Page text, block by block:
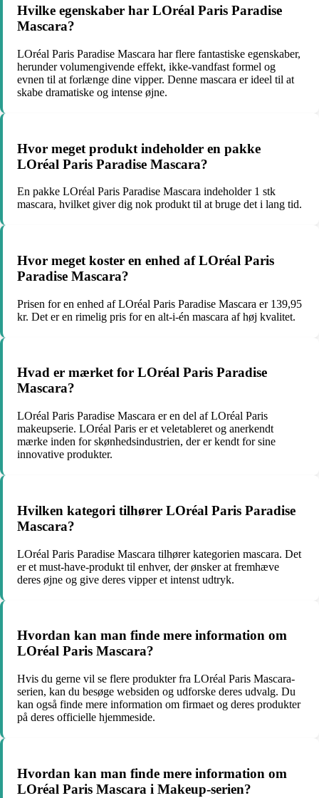
Hvilke egenskaber har LOréal Paris Paradise
Mascara?
LOréal Paris Paradise Mascara har flere fantastiske egenskaber,
herunder volumengivende effekt, ikke-vandfast formel og
evnen til at forlænge dine vipper. Denne mascara er ideel til at
skabe dramatiske og intense øjne.
Hvor meget produkt indeholder en pakke
LOréal Paris Paradise Mascara?
En pakke LOréal Paris Paradise Mascara indeholder 1 stk
mascara, hvilket giver dig nok produkt til at bruge det i lang tid.
Hvor meget koster en enhed af LOréal Paris
Paradise Mascara?
Prisen for en enhed af LOréal Paris Paradise Mascara er 139,95
kr. Det er en rimelig pris for en alt-i-én mascara af høj kvalitet.
Hvad er mærket for LOréal Paris Paradise
Mascara?
LOréal Paris Paradise Mascara er en del af LOréal Paris
makeupserie. LOréal Paris er et veletableret og anerkendt
mærke inden for skønhedsindustrien, der er kendt for sine
innovative produkter.
Hvilken kategori tilhører LOréal Paris Paradise
Mascara?
LOréal Paris Paradise Mascara tilhører kategorien mascara. Det
er et must-have-produkt til enhver, der ønsker at fremhæve
deres øjne og give deres vipper et intenst udtryk.
Hvordan kan man finde mere information om
LOréal Paris Mascara?
Hvis du gerne vil se flere produkter fra LOréal Paris Mascara-
serien, kan du besøge websiden og udforske deres udvalg. Du
kan også finde mere information om firmaet og deres produkter
på deres officielle hjemmeside.
Hvordan kan man finde mere information om
LOréal Paris Mascara i Makeup-serien?